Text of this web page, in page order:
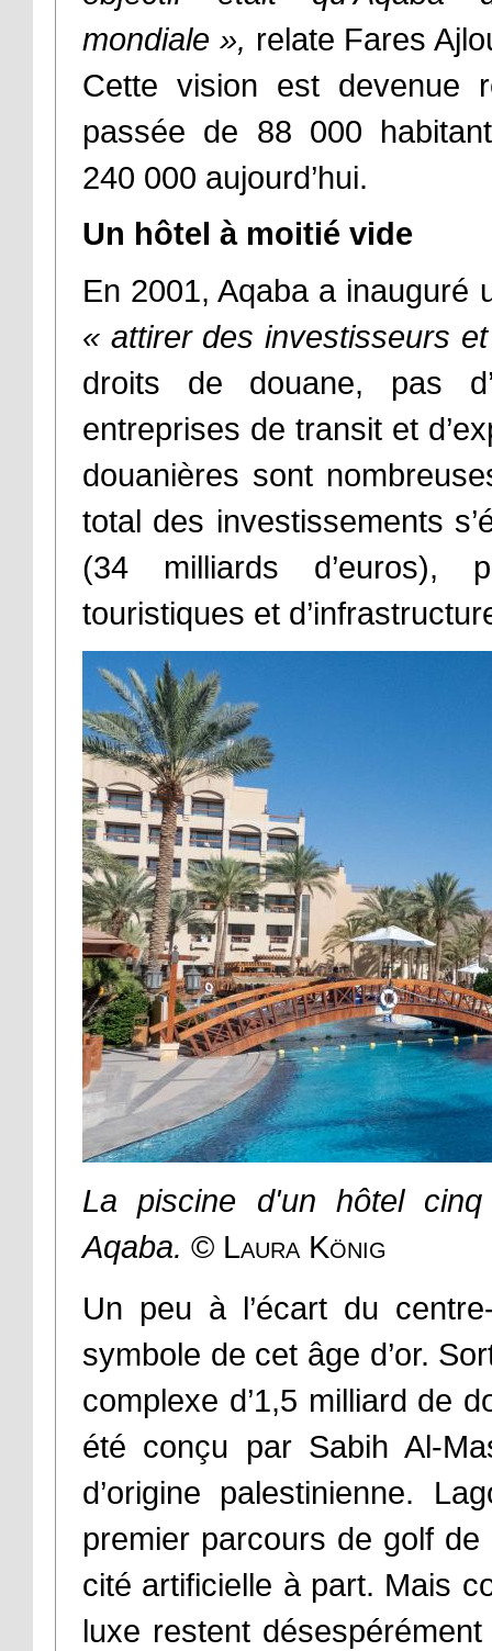
mondiale », relate Fares
Cette vision est devenue
passée de 88 000
240 000 aujourd’hui.
Un hôtel à moitié vide
En 2001, Aqaba a inauguré
« attirer des investisseurs
droits de douane, pas
entreprises de transit et
douanières sont
total des investissements
(34 milliards d’euros),
touristiques et
La piscine d'un hôtel
Aqaba. © Laura König
Un peu à l’écart du
symbole de cet âge d’or.
complexe d’1,5 milliard de
été conçu par Sabih Al-
d’origine palestinienne.
premier parcours de golf
cité artificielle à part. Mais
luxe restent